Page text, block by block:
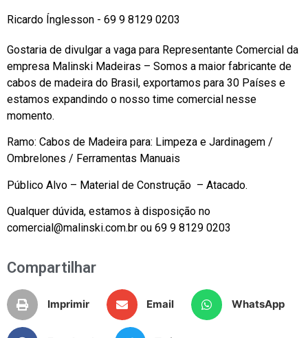
Ricardo Ínglesson - 69 9 8129 0203
Gostaria de divulgar a vaga para Representante Comercial da
empresa Malinski Madeiras – Somos a maior fabricante de
cabos de madeira do Brasil, exportamos para 30 Países e
estamos expandindo o nosso time comercial nesse
momento.
Ramo: Cabos de Madeira para: Limpeza e Jardinagem /
Ombrelones / Ferramentas Manuais
Público Alvo – Material de Construção – Atacado.
Qualquer dúvida, estamos à disposição no
comercial@malinski.com.br ou 69 9 8129 0203
Compartilhar
Imprimir Email WhatsApp